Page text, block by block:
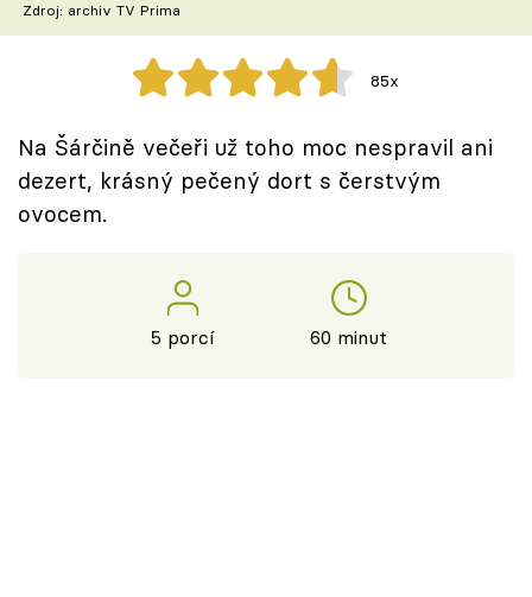
Recepty z TV
Speciál: Cuketa
Těhotnej kuchař
Sledujte prima+
Zdroj: archiv TV Prima
85x
Na Šárčině večeři už toho moc nespravil ani
dezert, krásný pečený dort s čerstvým
ovocem.
5 porcí 60 minut